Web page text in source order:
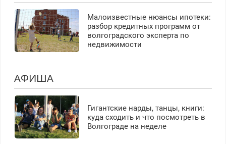
Малоизвестные нюансы ипотеки:
разбор кредитных программ от
волгоградского эксперта по
недвижимости
АФИША
Гигантские нарды, танцы, книги:
куда сходить и что посмотреть в
Волгограде на неделе